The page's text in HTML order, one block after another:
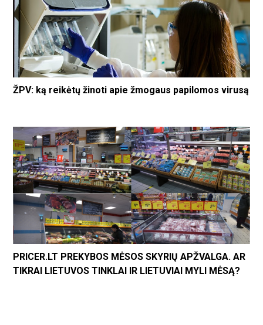
ŽPV: ką reikėtų žinoti apie žmogaus papilomos virusą
PRICER.LT PREKYBOS MĖSOS SKYRIŲ APŽVALGA. AR
TIKRAI LIETUVOS TINKLAI IR LIETUVIAI MYLI MĖSĄ?